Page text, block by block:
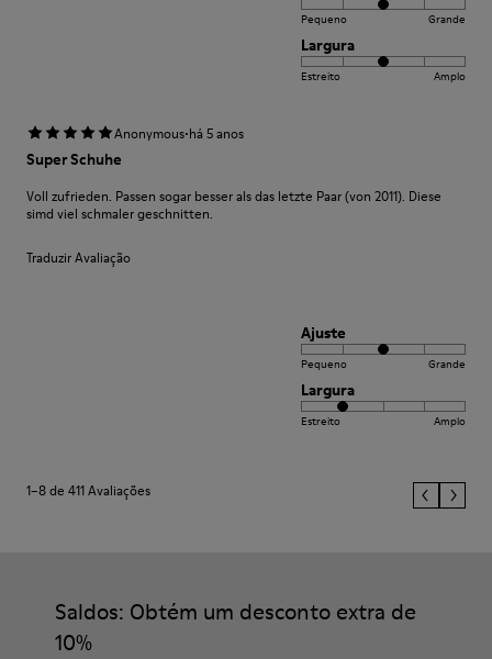
Pequeno Grande
Largura
Estreito Amplo
Anonymous·há 5 anos
Super Schuhe
Voll zufrieden. Passen sogar besser als das letzte Paar (von 2011). Diese
simd viel schmaler geschnitten.
Traduzir Avaliação
Ajuste
Pequeno Grande
Largura
Estreito Amplo
1–8 de 411 Avaliações
Saldos: Obtém um desconto extra de
10%